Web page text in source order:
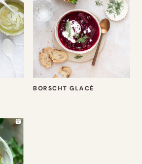
BORSCHT GLACÉ